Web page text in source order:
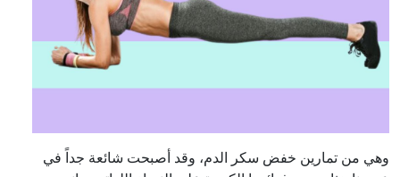
وهي من تمارين خفض سكر الدم، وقد أصبحت شائعة جداً في